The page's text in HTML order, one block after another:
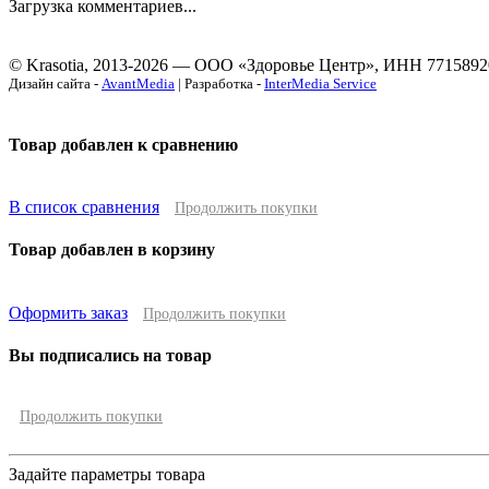
Загрузка комментариев...
© Krasotia, 2013-2026 — ООО «Здоровье Центр», ИНН
Дизайн сайта - AvantMedia | Разработка - InterMedia Service
Товар добавлен к сравнению
В список сравнения Продолжить покупки
Товар добавлен в корзину
Оформить заказ Продолжить покупки
Вы подписались на товар
Продолжить покупки
Задайте параметры товара